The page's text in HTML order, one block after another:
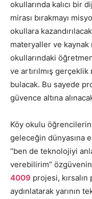
okullarında kalıcı bir
mirası bırakmayı
okullara
materyaller ve
okullarındaki
ve artırılmış
bulacak. Bu sayede
güvence altına
Köy okulu
geleceğin dünyasına
“ben de teknolojiyi
verebilirim”
4009 projesi, kırsalın
aydınlatarak yarının